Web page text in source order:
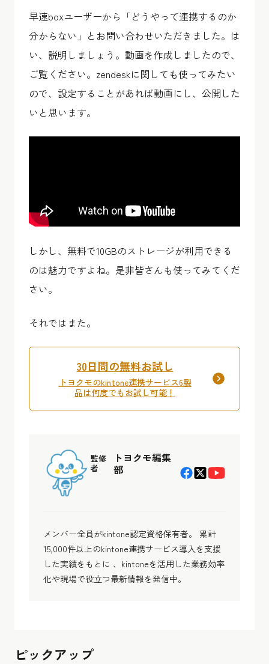
早速boxユーザーから「どうやって連携するのか
分からない」とお問い合わせいただきました。は
い、説明しましょう。動画を作成しましたので、
ご覧ください。zendeskに関しても使ってみたい
ので、設定することがあれば動画にし、公開した
いと思います。
しかし、無料で10GBのストレージが利用できる
のは魅力ですよね。是非皆さんも使ってみてくだ
さい。
それではまた。
30日間の無料お試し
トヨクモのkintone連携サービス6製
品は何度でもお試し可能！
監修
者
トヨクモ編集
部
メンバー全員がkintone認定資格保有者。 累計
15,000件以上のkintone連携サービス導入を支援
した実績をもとに 、kintoneを活用した業務効率
化や現場で役立つ最新情報を発信中。
ピックアップ